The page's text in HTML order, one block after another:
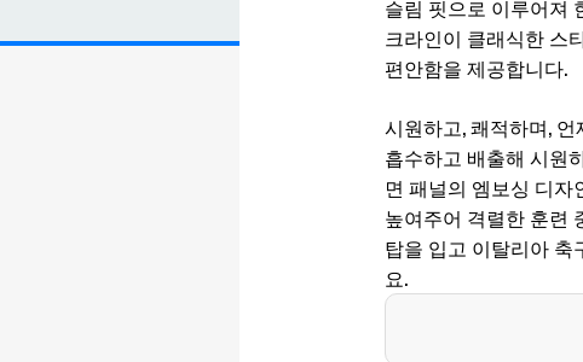
슬림 핏으로 이루어져
크라인이 클래식한 스
편안함을 제공합니다.
시원하고, 쾌적하며,
흡수하고 배출해 시원
면 패널의 엠보싱 디
높여주어 격렬한 훈련
탑을 입고 이탈리아
요.